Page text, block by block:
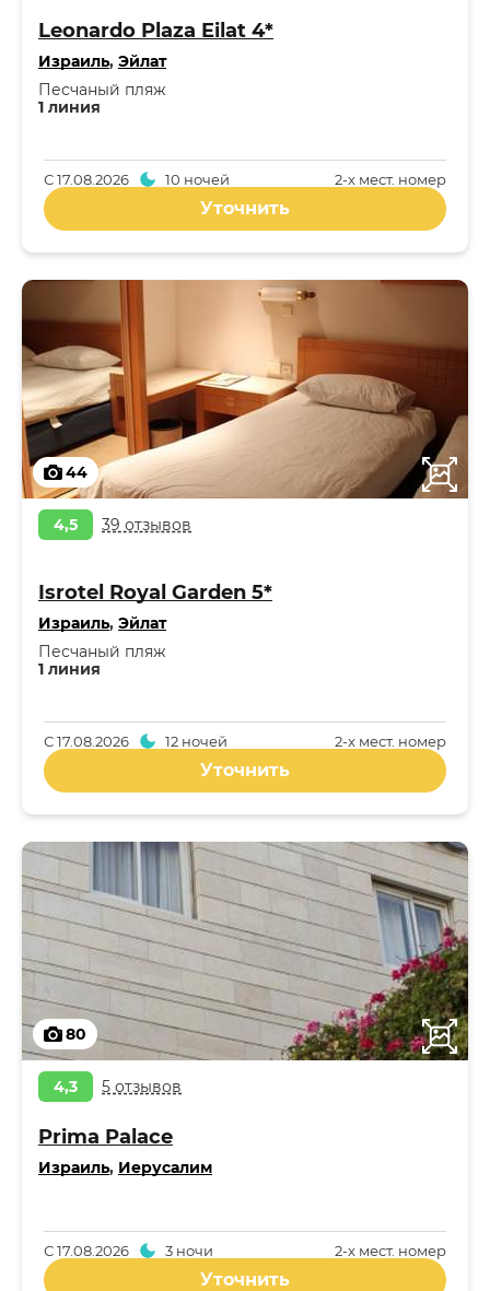
Leonardo Plaza Eilat 4*
Израиль, Эйлат
1 линия
Песчаный пляж
2-x мест. номер
С17.08.2026 10 ночей
Уточнить
44
4,5 39 отзывов
Isrotel Royal Garden 5*
Израиль, Эйлат
1 линия
Песчаный пляж
2-x мест. номер
С17.08.2026 12 ночей
Уточнить
80
4,3 5 отзывов
Prima Palace
Израиль, Иерусалим
2-x мест. номер
С17.08.2026 3 ночи
Уточнить